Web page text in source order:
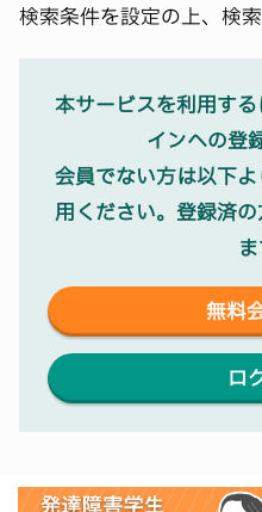
検索条件を設定の上、検索
本サービスを利用す
インへの登
会員でない方は以下
用ください。登録済
ま
無料
ロ